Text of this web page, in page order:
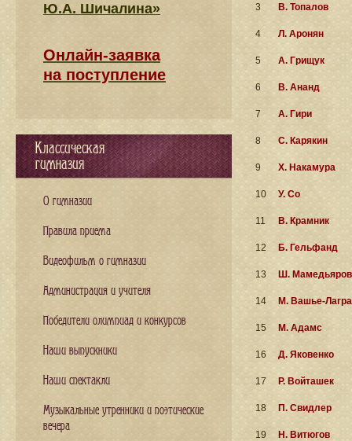
3 В. Топалов
4 Л. Аронян
5 А. Грищук
6 В. Ананд
7 А. Гири
8 С. Карякин
9 Х. Накамура
10 У. Со
11 В. Крамник
12 Б. Гельфанд
13 Ш. Мамедьяров
14 М. Вашье-
15 М. Адамс
16 Д. Яковенко
17 Р. Войташек
18 П. Свидлер
19 Н. Витюгов
Ю.А. Шичалина»
Онлайн-заявка
на поступление
Классическая
гимназия
О гимназии
Правила приема
Видеофильм о гимназии
Администрация и учителя
Победители олимпиад и конкурсов
Наши выпускники
Наши спектакли
Музыкальные утренники и поэтические
вечера